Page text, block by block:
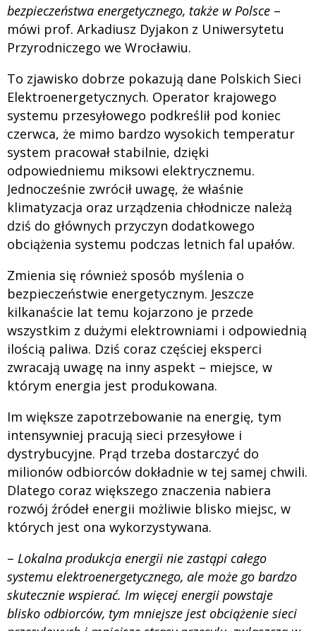
bezpieczeństwa energetycznego, także w Polsce –
mówi prof. Arkadiusz Dyjakon z Uniwersytetu
Przyrodniczego we Wrocławiu.
To zjawisko dobrze pokazują dane Polskich Sieci
Elektroenergetycznych. Operator krajowego
systemu przesyłowego podkreślił pod koniec
czerwca, że mimo bardzo wysokich temperatur
system pracował stabilnie, dzięki
odpowiedniemu miksowi elektrycznemu.
Jednocześnie zwrócił uwagę, że właśnie
klimatyzacja oraz urządzenia chłodnicze należą
dziś do głównych przyczyn dodatkowego
obciążenia systemu podczas letnich fal upałów.
Zmienia się również sposób myślenia o
bezpieczeństwie energetycznym. Jeszcze
kilkanaście lat temu kojarzono je przede
wszystkim z dużymi elektrowniami i odpowiednią
ilością paliwa. Dziś coraz częściej eksperci
zwracają uwagę na inny aspekt – miejsce, w
którym energia jest produkowana.
Im większe zapotrzebowanie na energię, tym
intensywniej pracują sieci przesyłowe i
dystrybucyjne. Prąd trzeba dostarczyć do
milionów odbiorców dokładnie w tej samej chwili.
Dlatego coraz większego znaczenia nabiera
rozwój źródeł energii możliwie blisko miejsc, w
których jest ona wykorzystywana.
– Lokalna produkcja energii nie zastąpi całego
systemu elektroenergetycznego, ale może go bardzo
skutecznie wspierać. Im więcej energii powstaje
blisko odbiorców, tym mniejsze jest obciążenie sieci